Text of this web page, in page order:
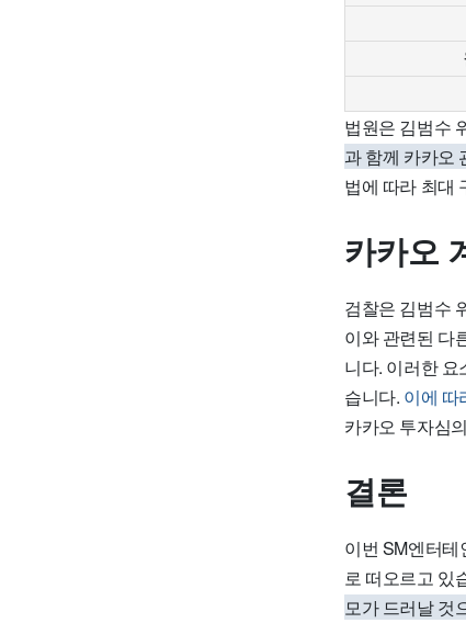
법원은 김범수
과 함께 카카오
법에 따라 최대
카카오
검찰은 김범수
이와 관련된 다
니다. 이러한
습니다. 이에 따
카카오 투자심
결론
이번 SM엔터
로 떠오르고 있
모가 드러날 것